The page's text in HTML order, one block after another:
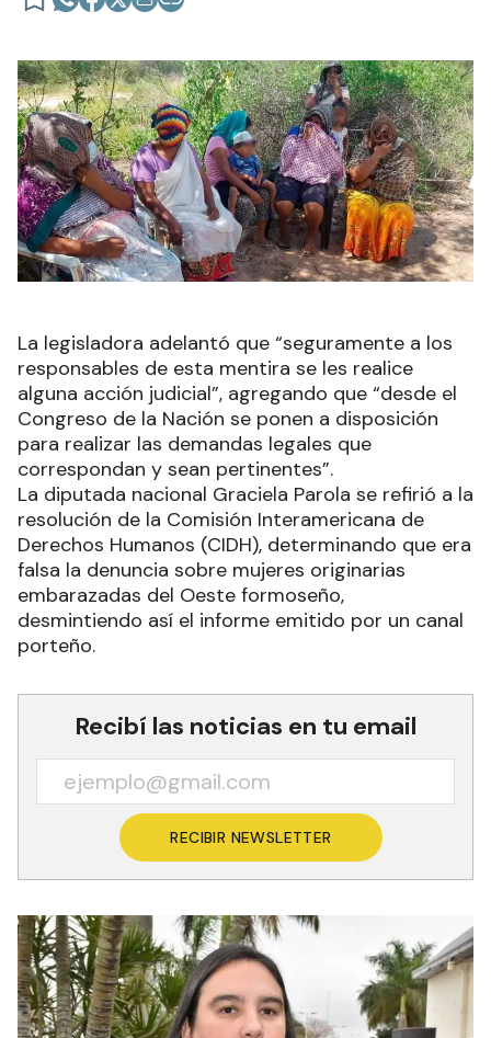
La legisladora adelantó que “seguramente a los
responsables de esta mentira se les realice
alguna acción judicial”, agregando que “desde el
Congreso de la Nación se ponen a disposición
para realizar las demandas legales que
correspondan y sean pertinentes”.
La diputada nacional Graciela Parola se refirió a la
resolución de la Comisión Interamericana de
Derechos Humanos (CIDH), determinando que era
falsa la denuncia sobre mujeres originarias
embarazadas del Oeste formoseño,
desmintiendo así el informe emitido por un canal
porteño.
Recibí las noticias en tu email
RECIBIR NEWSLETTER